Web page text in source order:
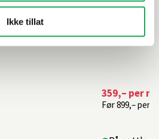
Ikke tillat
359,– per m²
Før899,–per